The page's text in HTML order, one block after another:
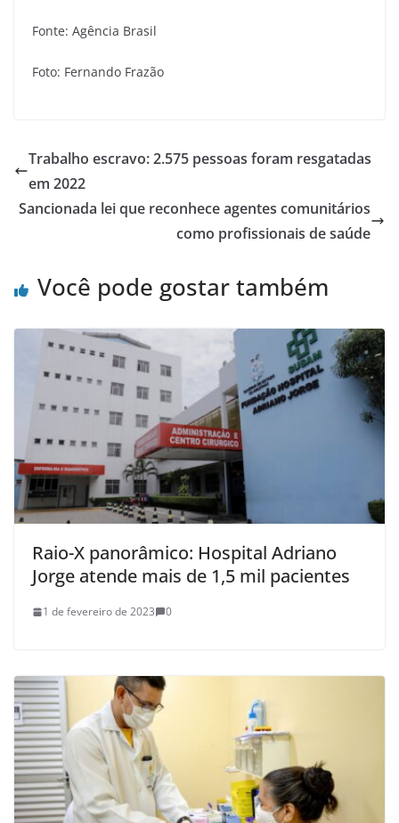
Fonte: Agência Brasil
Foto: Fernando Frazão
Trabalho escravo: 2.575 pessoas foram resgatadas
em 2022
Sancionada lei que reconhece agentes comunitários
como profissionais de saúde
Você pode gostar também
Raio-X panorâmico: Hospital Adriano
Jorge atende mais de 1,5 mil pacientes
1 de fevereiro de 2023 0